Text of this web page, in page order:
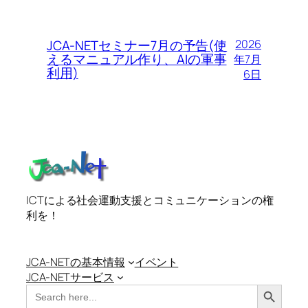
JCA-NETセミナー7月の予告(使
えるマニュアル作り、AIの軍事
利用)
2026
年7月
6日
ICTによる社会運動支援とコミュニケーションの権
利を！
JCA-NETの基本情報
JCA-NETサービス
イベント
Search
for:
Search Button